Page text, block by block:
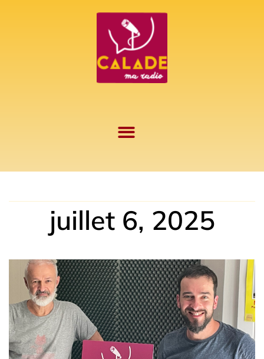
juillet 6, 2025